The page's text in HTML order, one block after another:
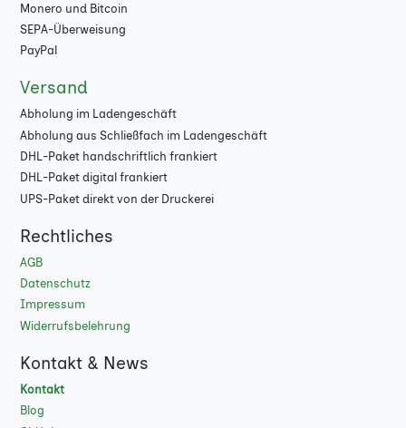
7000
8000
9000
10000
Monero und Bitcoin
SEPA-Überweisung
PayPal
Versand
Abholung im Ladengeschäft
Abholung aus Schließfach im Ladengeschäft
DHL-Paket handschriftlich frankiert
DHL-Paket digital frankiert
UPS-Paket direkt von der Druckerei
Rechtliches
AGB
Datenschutz
Impressum
Widerrufsbelehrung
Kontakt & News
Kontakt
Blog